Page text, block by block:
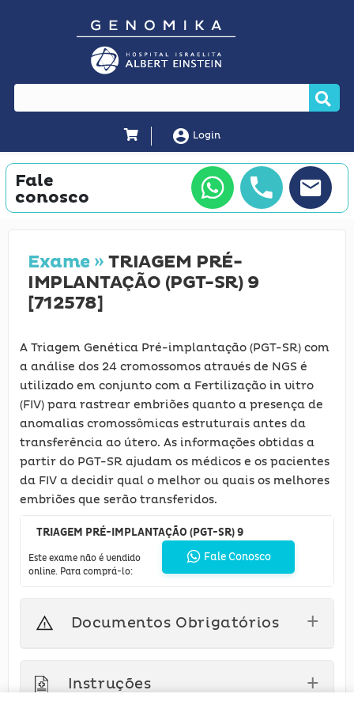
account_circle Login
Fale
conosco
Exame »TRIAGEM PRÉ-
IMPLANTAÇÃO (PGT-SR) 9
[712578]
A Triagem Genética Pré-implantação (PGT-SR) com
a análise dos 24 cromossomos através de NGS é
utilizado em conjunto com a Fertilização in vitro
(FIV) para rastrear embriões quanto a presença de
anomalias cromossômicas estruturais antes da
transferência ao útero. As informações obtidas a
partir do PGT-SR ajudam os médicos e os pacientes
da FIV a decidir qual o melhor ou quais os melhores
embriões que serão transferidos.
TRIAGEM PRÉ-IMPLANTAÇÃO (PGT-SR) 9
Este exame não é vendido
online. Para comprá-lo:
Fale Conosco
Documentos Obrigatórios
Instruções